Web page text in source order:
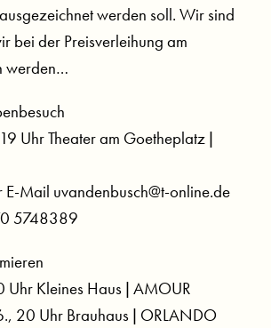
werden soll. Wir sind
bei der Preisverleihung am
werden…
Uhr Theater am Goetheplatz |
Mail uvandenbusch@t-online.de
5748389
Uhr Kleines Haus | AMOUR
20 Uhr Brauhaus | ORLANDO